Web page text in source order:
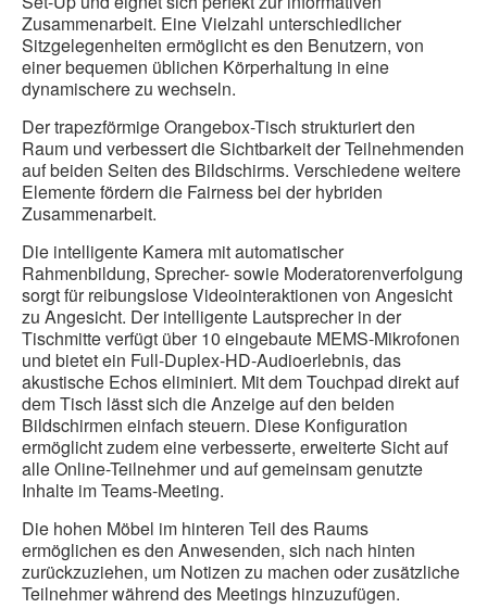
Zusammenarbeit. Eine Vielzahl unterschiedlicher
Sitzgelegenheiten ermöglicht es den Benutzern, von
einer bequemen üblichen Körperhaltung in eine
dynamischere zu wechseln.
Der trapezförmige Orangebox-Tisch strukturiert den
Raum und verbessert die Sichtbarkeit der Teilnehmenden
auf beiden Seiten des Bildschirms. Verschiedene weitere
Elemente fördern die Fairness bei der hybriden
Zusammenarbeit.
Die intelligente Kamera mit automatischer
Rahmenbildung, Sprecher- sowie Moderatorenverfolgung
sorgt für reibungslose Videointeraktionen von Angesicht
zu Angesicht. Der intelligente Lautsprecher in der
Tischmitte verfügt über 10 eingebaute MEMS-Mikrofonen
und bietet ein Full-Duplex-HD-Audioerlebnis, das
akustische Echos eliminiert. Mit dem Touchpad direkt auf
dem Tisch lässt sich die Anzeige auf den beiden
Bildschirmen einfach steuern. Diese Konfiguration
ermöglicht zudem eine verbesserte, erweiterte Sicht auf
alle Online-Teilnehmer und auf gemeinsam genutzte
Inhalte im Teams-Meeting.
Die hohen Möbel im hinteren Teil des Raums
ermöglichen es den Anwesenden, sich nach hinten
zurückzuziehen, um Notizen zu machen oder zusätzliche
Teilnehmer während des Meetings hinzuzufügen.